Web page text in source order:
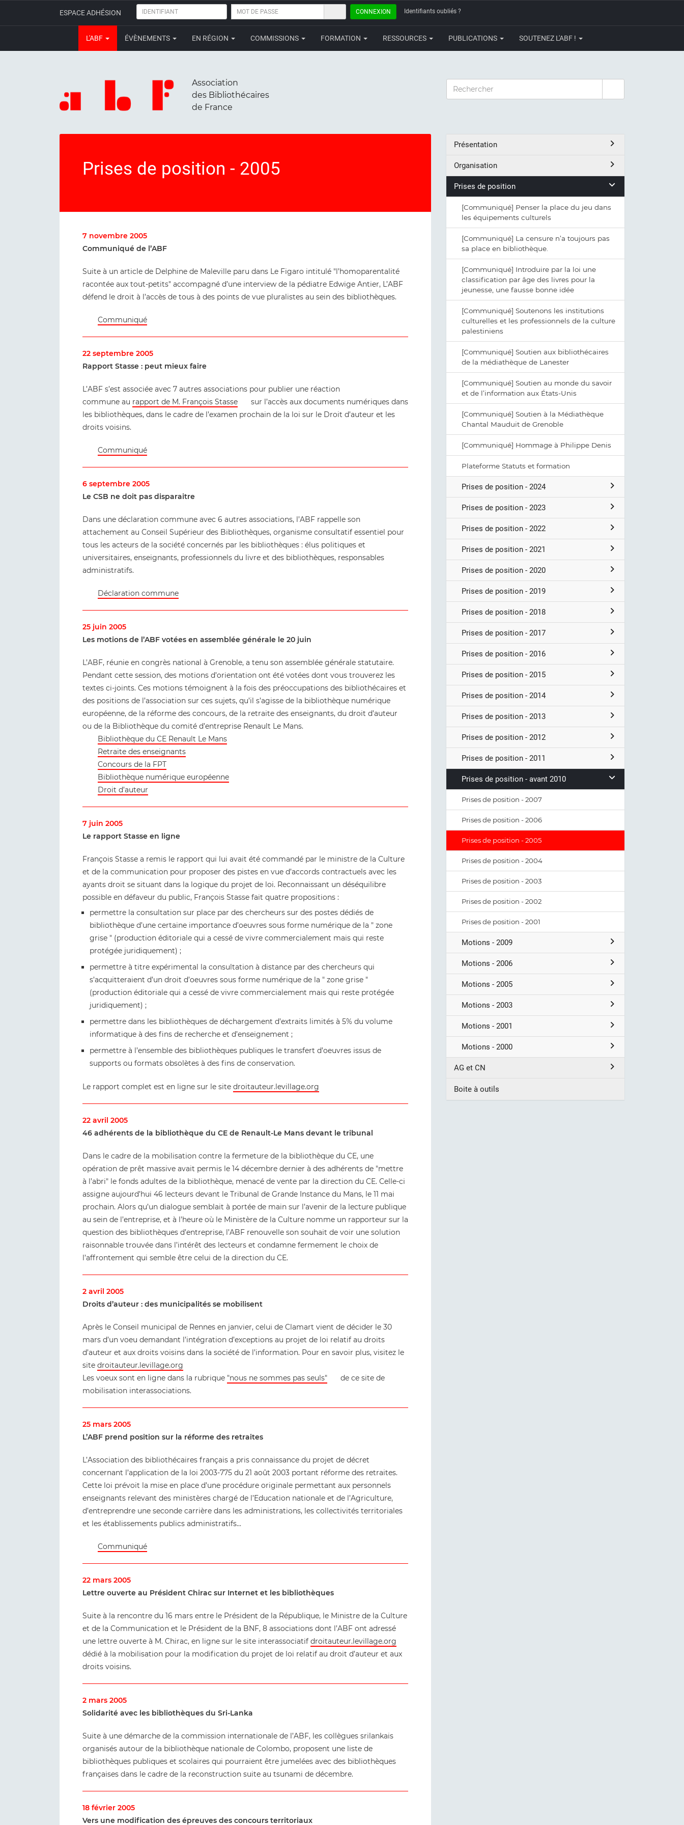
ESPACE ADHÉSION IDENTIFIANT
MOT
PASSE
CONNEXION Identifiants oubliés ?
L'ABF ÉVÈNEMENTS EN RÉGION COMMISSIONS FORMATION RESSOURCES PUBLICATIONS SOUTENEZ L'ABF !
Association
des Bibliothécaires
de France
RECHERCHER
Prises de position - 2005
7 novembre 2005
Communiqué de l’ABF
Suite à un article de Delphine de Maleville paru dans Le Figaro intitulé "l’homoparentalité
racontée aux tout-petits" accompagné d’une interview de la pédiatre Edwige Antier, L’ABF
défend le droit à l’accès de tous à des points de vue pluralistes au sein des bibliothèques.
Communiqué
22 septembre 2005
Rapport Stasse : peut mieux faire
L’ABF s’est associée avec 7 autres associations pour publier une réaction
commune au rapport de M. François Stasse
sur l’accès aux documents numériques dans
les bibliothèques, dans le cadre de l’examen prochain de la loi sur le Droit d’auteur et les
droits voisins.
Communiqué
6 septembre 2005
Le CSB ne doit pas disparaitre
Dans une déclaration commune avec 6 autres associations, l’ABF rappelle son
attachement au Conseil Supérieur des Bibliothèques, organisme consultatif essentiel pour
tous les acteurs de la société concernés par les bibliothèques : élus politiques et
universitaires, enseignants, professionnels du livre et des bibliothèques, responsables
administratifs.
Déclaration commune
25 juin 2005
Les motions de l’ABF votées en assemblée générale le 20 juin
L’ABF, réunie en congrès national à Grenoble, a tenu son assemblée générale statutaire.
Pendant cette session, des motions d’orientation ont été votées dont vous trouverez les
textes ci-joints. Ces motions témoignent à la fois des préoccupations des bibliothécaires et
des positions de l’association sur ces sujets, qu’il s’agisse de la bibliothèque numérique
européenne, de la réforme des concours, de la retraite des enseignants, du droit d’auteur
ou de la Bibliothèque du comité d’entreprise Renault Le Mans.
Bibliothèque du CE Renault Le Mans
Retraite des enseignants
Concours de la FPT
Bibliothèque numérique européenne
Droit d’auteur
7 juin 2005
Le rapport Stasse en ligne
François Stasse a remis le rapport qui lui avait été commandé par le ministre de la Culture
et de la communication pour proposer des pistes en vue d’accords contractuels avec les
ayants droit se situant dans la logique du projet de loi. Reconnaissant un déséquilibre
possible en défaveur du public, François Stasse fait quatre propositions :
permettre la consultation sur place par des chercheurs sur des postes dédiés de
bibliothèque d’une certaine importance d’oeuvres sous forme numérique de la " zone
grise " (production éditoriale qui a cessé de vivre commercialement mais qui reste
protégée juridiquement) ;
permettre à titre expérimental la consultation à distance par des chercheurs qui
s’acquitteraient d’un droit d’oeuvres sous forme numérique de la " zone grise "
(production éditoriale qui a cessé de vivre commercialement mais qui reste protégée
juridiquement) ;
permettre dans les bibliothèques de déchargement d’extraits limités à 5% du volume
informatique à des fins de recherche et d’enseignement ;
permettre à l’ensemble des bibliothèques publiques le transfert d’oeuvres issus de
supports ou formats obsolètes à des fins de conservation.
Le rapport complet est en ligne sur le site droitauteur.levillage.org
22 avril 2005
46 adhérents de la bibliothèque du CE de Renault-Le Mans devant le tribunal
Dans le cadre de la mobilisation contre la fermeture de la bibliothèque du CE, une
opération de prêt massive avait permis le 14 décembre dernier à des adhérents de "mettre
à l’abri" le fonds adultes de la bibliothèque, menacé de vente par la direction du CE. Celle-ci
assigne aujourd’hui 46 lecteurs devant le Tribunal de Grande Instance du Mans, le 11 mai
prochain. Alors qu’un dialogue semblait à portée de main sur l’avenir de la lecture publique
au sein de l’entreprise, et à l’heure où le Ministère de la Culture nomme un rapporteur sur la
question des bibliothèques d’entreprise, l’ABF renouvelle son souhait de voir une solution
raisonnable trouvée dans l’intérêt des lecteurs et condamne fermement le choix de
l’affrontement qui semble être celui de la direction du CE.
2 avril 2005
Droits d’auteur : des municipalités se mobilisent
Après le Conseil municipal de Rennes en janvier, celui de Clamart vient de décider le 30
mars d’un voeu demandant l’intégration d’exceptions au projet de loi relatif au droits
d’auteur et aux droits voisins dans la société de l’information. Pour en savoir plus, visitez le
site droitauteur.levillage.org
Les voeux sont en ligne dans la rubrique "nous ne sommes pas seuls"
de ce site de
mobilisation interassociations.
25 mars 2005
L’ABF prend position sur la réforme des retraites
L’Association des bibliothécaires français a pris connaissance du projet de décret
concernant l’application de la loi 2003-775 du 21 août 2003 portant réforme des retraites.
Cette loi prévoit la mise en place d’une procédure originale permettant aux personnels
enseignants relevant des ministères chargé de l’Education nationale et de l’Agriculture,
d’entreprendre une seconde carrière dans les administrations, les collectivités territoriales
et les établissements publics administratifs...
Communiqué
22 mars 2005
Lettre ouverte au Président Chirac sur Internet et les bibliothèques
Suite à la rencontre du 16 mars entre le Président de la République, le Ministre de la Culture
et de la Communication et le Président de la BNF, 8 associations dont l’ABF ont adressé
une lettre ouverte à M. Chirac, en ligne sur le site interassociatif droitauteur.levillage.org
dédié à la mobilisation pour la modification du projet de loi relatif au droit d’auteur et aux
droits voisins.
2 mars 2005
Solidarité avec les bibliothèques du Sri-Lanka
Suite à une démarche de la commission internationale de l’ABF, les collègues srilankais
organisés autour de la bibliothèque nationale de Colombo, proposent une liste de
bibliothèques publiques et scolaires qui pourraient être jumelées avec des bibliothèques
françaises dans le cadre de la reconstruction suite au tsunami de décembre.
18 février 2005
Vers une modification des épreuves des concours territoriaux
Présentation
Organisation
Prises de position
[Communiqué] Penser la place du jeu dans
les équipements culturels
[Communiqué] La censure n’a toujours pas
sa place en bibliothèque.
[Communiqué] Introduire par la loi une
classification par âge des livres pour la
jeunesse, une fausse bonne idée
[Communiqué] Soutenons les institutions
culturelles et les professionnels de la culture
palestiniens
[Communiqué] Soutien aux bibliothécaires
de la médiathèque de Lanester
[Communiqué] Soutien au monde du savoir
et de l’information aux États-Unis
[Communiqué] Soutien à la Médiathèque
Chantal Mauduit de Grenoble
[Communiqué] Hommage à Philippe Denis
Plateforme Statuts et formation
Prises de position - 2024
Prises de position - 2023
Prises de position - 2022
Prises de position - 2021
Prises de position - 2020
Prises de position - 2019
Prises de position - 2018
Prises de position - 2017
Prises de position - 2016
Prises de position - 2015
Prises de position - 2014
Prises de position - 2013
Prises de position - 2012
Prises de position - 2011
Prises de position - avant 2010
Prises de position - 2007
Prises de position - 2006
Prises de position - 2005
Prises de position - 2004
Prises de position - 2003
Prises de position - 2002
Prises de position - 2001
Motions - 2009
Motions - 2006
Motions - 2005
Motions - 2003
Motions - 2001
Motions - 2000
AG et CN
Boite à outils